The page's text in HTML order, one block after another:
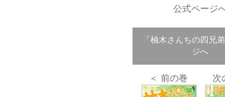
公式ページ
「柚木さんちの四兄
ジへ
＜ 前の巻 次